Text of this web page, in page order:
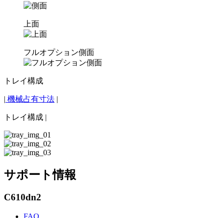
上面
フルオプション側面
トレイ構成
| 機械占有寸法 |
トレイ構成 |
サポート情報
C610dn2